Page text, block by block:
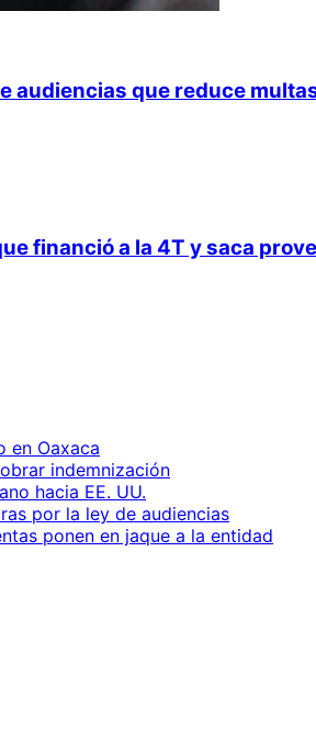
audiencias que reduce
financió a la 4T y saca
en Oaxaca
indemnización
hacia EE. UU.
por la ley de audiencias
ponen en jaque a la entidad